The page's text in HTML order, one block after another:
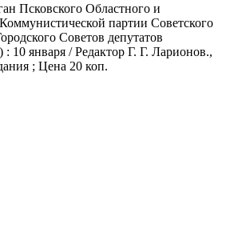
Псковского Областного и
партии Советского
Советов депутатов
10 января / Редактор Г. Г. Ларионов.,
; Цена 20 коп.